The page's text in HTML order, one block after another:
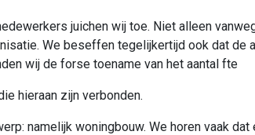
juichen wij toe. Niet alleen
We beseffen tegelijkertijd ook dat de
wij de forse toename van het aantal fte
hieraan zijn verbonden.
namelijk woningbouw. We horen vaak